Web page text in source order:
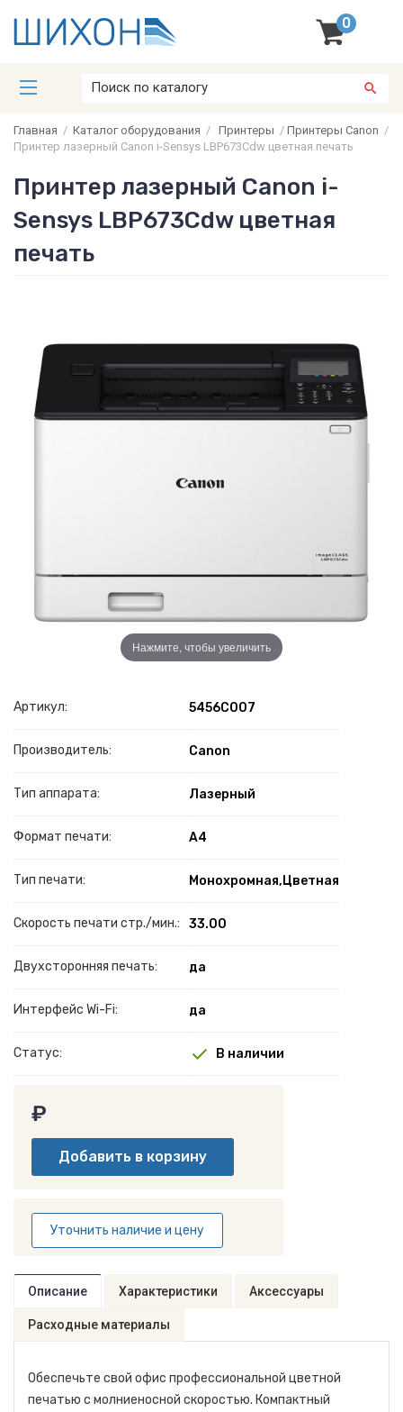
0
Главная / Каталог оборудования / Принтеры / Принтеры Canon /
Принтер лазерный Canon i-Sensys LBP673Cdw цветная печать
Принтер лазерный Canon i-
Sensys LBP673Cdw цветная
печать
Нажмите, чтобы увеличить
Артикул: 5456C007
Производитель: Canon
Тип аппарата: Лазерный
Формат печати: A4
Тип печати: Монохромная,Цветная
Скорость печати стр./мин.: 33.00
Двухсторонняя печать: да
Интерфейс Wi-Fi: да
Статус: В наличии
₽
Уточнить наличие и цену
Описание Характеристики Аксессуары
Расходные материалы
Обеспечьте свой офис профессиональной цветной
печатью с молниеносной скоростью. Компактный